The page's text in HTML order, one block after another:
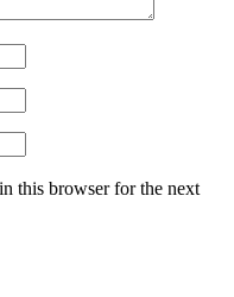
this browser for the next